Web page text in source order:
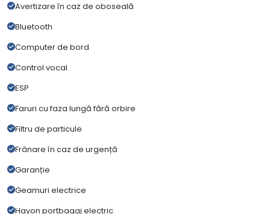
Avertizare în caz de oboseală
Bluetooth
Computer de bord
Control vocal
ESP
Faruri cu faza lungă fără orbire
Filtru de particule
Frânare în caz de urgență
Garanție
Geamuri electrice
Hayon portbagaj electric